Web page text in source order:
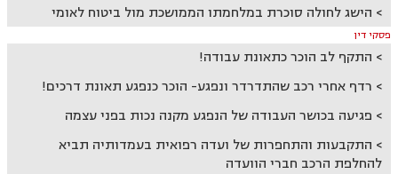
הישג לחולה סוכרת במלחמתו הממושכת מול ביטוח לאומי
פסקי דין
התקף לב הוכר כתאונת עבודה!
רדף אחרי רכב שהתדרדר ונפגע- הוכר כנפגע תאונת דרכים!
פגיעה בכושר העבודה של הנפגע מקנה נכות בפני עצמה
התקבעות והתחפרות של ועדה רפואית בעמדותיה תביא
להחלפת הרכב חברי הוועדה